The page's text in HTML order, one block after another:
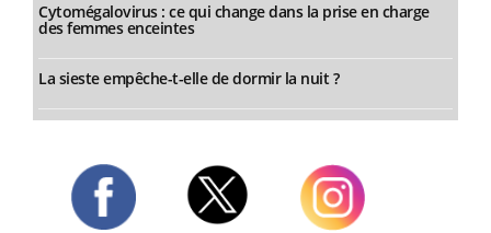
Cytomégalovirus : ce qui change dans la prise en charge
des femmes enceintes
La sieste empêche-t-elle de dormir la nuit ?